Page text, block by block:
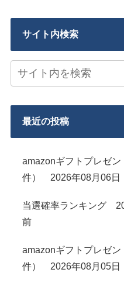
サイト内検索
最近の投稿
amazonギフトプレゼ
件） 2026年08月06日
当選確率ランキング
前
amazonギフトプレゼ
件） 2026年08月05日